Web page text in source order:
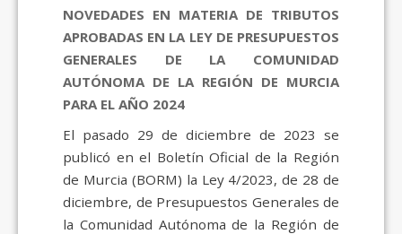
NOVEDADES EN MATERIA DE TRIBUTOS
APROBADAS EN LA LEY DE PRESUPUESTOS
GENERALES DE LA COMUNIDAD
AUTÓNOMA DE LA REGIÓN DE MURCIA
PARA EL AÑO 2024
El pasado 29 de diciembre de 2023 se
publicó en el Boletín Oficial de la Región
de Murcia (BORM) la Ley 4/2023, de 28 de
diciembre, de Presupuestos Generales de
la Comunidad Autónoma de la Región de